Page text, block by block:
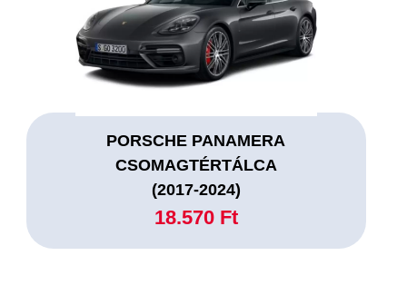
PORSCHE PANAMERA
CSOMAGTÉRTÁLCA
(2017-2024)
18.570 Ft